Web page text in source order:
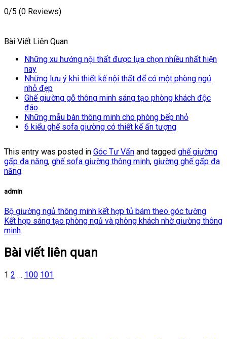
0/5 (0 Reviews)
Bài Viết Liên Quan
Những xu hướng nội thất được lựa chọn nhiều nhất hiện
nay
Những lưu ý khi thiết kế nội thất để có một phòng ngủ
nhỏ đẹp
Ghế giường gỗ thông minh sáng tạo phòng khách độc
đáo
Những mẫu bàn thông minh cho phòng bếp nhỏ
6 kiểu ghế sofa giường có thiết kế ấn tượng
This entry was posted in Góc Tư Vấn and tagged ghế giường
gấp đa năng, ghế sofa giường thông minh, giường ghế gấp đa
năng.
admin
Bộ giường ngủ thông minh kết hợp tủ bám theo góc tường
Kết hợp sáng tạo phòng ngủ và phòng khách nhờ giường thông
minh
Bài viết liên quan
1 2 … 100 101